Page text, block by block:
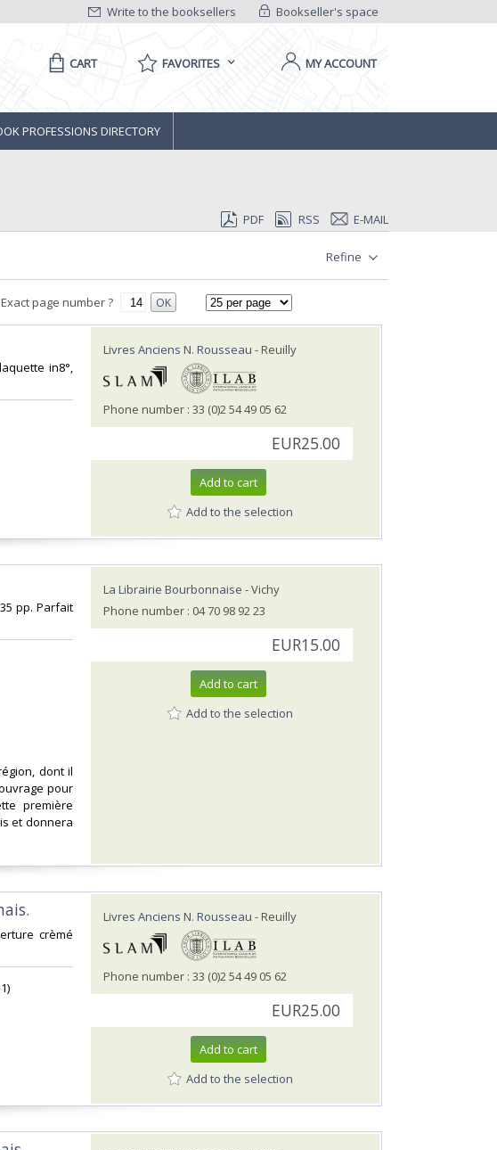
Bookseller's space
Write to the booksellers
CART FAVORITES MY ACCOUNT
PROFESSIONS DIRECTORY
PDF RSS E-MAIL
Refine
Exact page number ? OK
in8°,
Livres Anciens N. Rousseau - Reuilly
Phone number : 33 (0)2 54 49 05 62
EUR25.00
Add to cart
Add to the selection
pp. Parfait
dont il
pour
première
et donnera
La Librairie Bourbonnaise - Vichy
Phone number : 04 70 98 92 23
EUR15.00
Add to cart
Add to the selection
crèmé
Livres Anciens N. Rousseau - Reuilly
Phone number : 33 (0)2 54 49 05 62
EUR25.00
Add to cart
Add to the selection